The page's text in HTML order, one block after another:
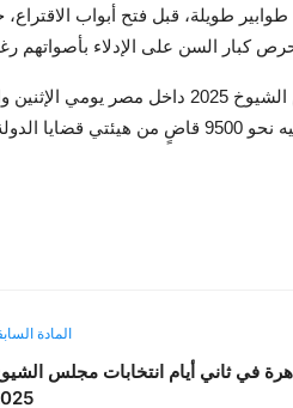
طويلة، قبل فتح أبواب
كبار السن على الإدلاء بأصواتهم
الإدارية.
المادة
في ثاني أيام انتخابات مجلس